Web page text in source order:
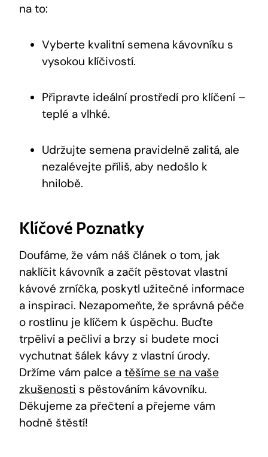
na to:
Vyberte kvalitní semena kávovníku s
vysokou klíčivostí.
Připravte ideální prostředí pro klíčení –
teplé a vlhké.
Udržujte semena pravidelně zalitá, ale
nezalévejte příliš, aby nedošlo k
hnilobě.
Klíčové Poznatky
Doufáme, že vám náš článek o tom, jak
naklíčit kávovník a začít pěstovat vlastní
kávové zrníčka, poskytl užitečné informace
a inspiraci. Nezapomeňte, že správná péče
o rostlinu je klíčem k úspěchu. Buďte
trpěliví a pečliví a brzy si budete moci
vychutnat šálek kávy z vlastní úrody.
Držíme vám palce a těšíme se na vaše
zkušenosti s pěstováním kávovníku.
Děkujeme za přečtení a přejeme vám
hodně štěstí!